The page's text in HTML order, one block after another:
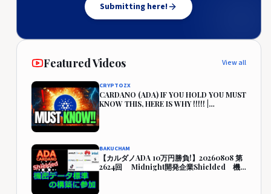
Submitting here!
Featured Videos View all
CRYPTOZX
CARDANO (ADA) IF YOU HOLD YOU MUST
KNOW THIS, HERE IS WHY !!!!! |
CARDANO PRICE PREDICTION🔥
BAKUCHAM
【カルダノADA 10万円勝負!】20260808 第
2624回 Midnight開発企業Shielded 機